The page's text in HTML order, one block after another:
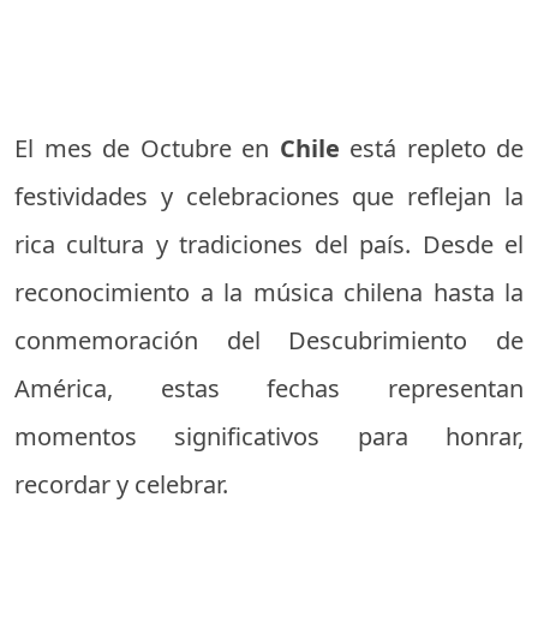
El mes de Octubre en Chile está repleto de
festividades y celebraciones que reflejan la
rica cultura y tradiciones del país. Desde el
reconocimiento a la música chilena hasta la
conmemoración del Descubrimiento de
América, estas fechas representan
momentos significativos para honrar,
recordar y celebrar.